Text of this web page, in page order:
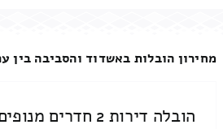
מחירון הובלות באשדוד והסביבה בין
הובלה דירות 2 חדרים מנופים ← לאלון מורה